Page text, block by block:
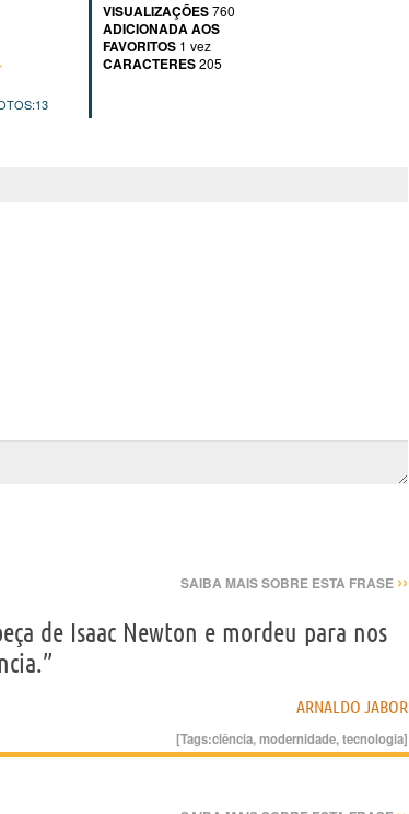
13
VISUALIZAÇÕES760
ADICIONADA AOS
FAVORITOS 1 vez
CARACTERES205
SAIBA MAIS SOBRE ESTA FRASE ››
de Isaac Newton e mordeu para nos
ARNALDO JABOR
[Tags:ciência,modernidade,tecnologia]